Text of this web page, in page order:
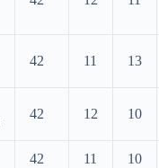
42 11 13
42 12 10
42 11 10